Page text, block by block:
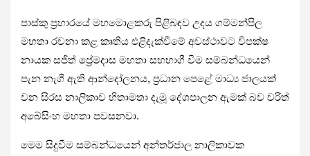
පාස්කු ප්‍රහාරයේ මහමොළකරු පිළිබඳව උදය ගම්මන්පිල
මහතා රචනා කළ කෘතිය එළිදැක්වීමේ අවස්ථාවට විපක්ෂ
නායක සජිත් ප්‍රේමදාස මහතා සහභාගී වීම සම්බන්ධයෙන්
පැන නැගී ඇති ආන්දෝලනය, ප්‍රධාන පෙළේ මාධ්‍ය ජාලයක්
වන සිරස නාලිකාව හිතාමතා දැමූ දේශපාලන ඇමක් බව චරිත්
අබේසිංහ මහතා පවසනවා.
මෙම සිදුවීම සම්බන්ධයෙන් අන්තර්ජාල නාලිකාවක